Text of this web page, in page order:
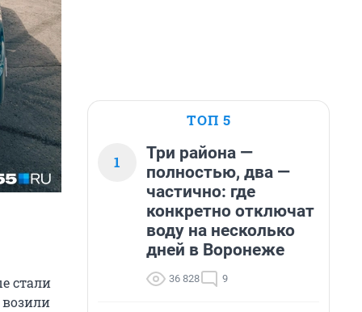
стали
возили
ТОП 5
1
Три района —
полностью, два —
частично: где
конкретно отключат
воду на несколько
дней в Воронеже
36 828 9